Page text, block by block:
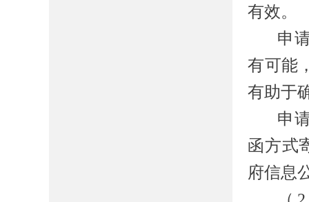
有效。
申
有可能
有助于
申
函方式
府信息